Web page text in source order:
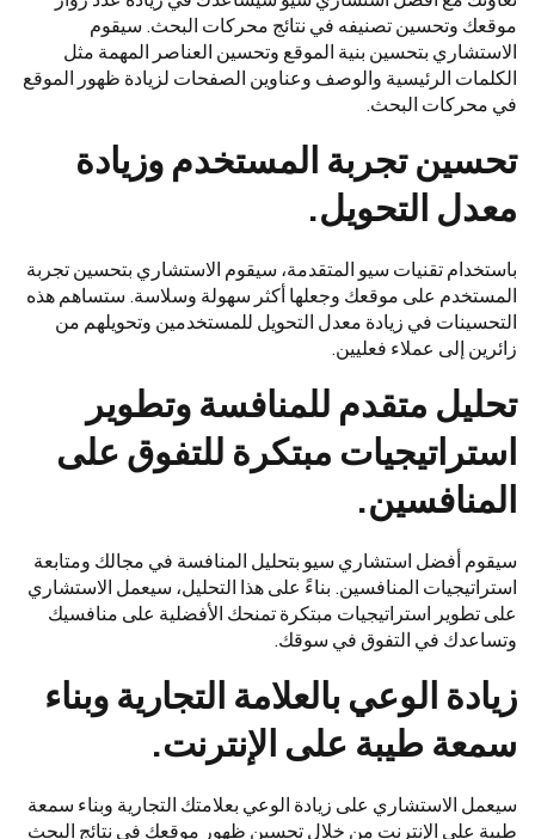
موقعك وتحسين تصنيفه في نتائج محركات البحث. سيقوم
الاستشاري بتحسين بنية الموقع وتحسين العناصر المهمة مثل
الكلمات الرئيسية والوصف وعناوين الصفحات لزيادة ظهور الموقع
في محركات البحث.
تحسين تجربة المستخدم وزيادة
معدل التحويل.
باستخدام تقنيات سيو المتقدمة، سيقوم الاستشاري بتحسين تجربة
المستخدم على موقعك وجعلها أكثر سهولة وسلاسة. ستساهم هذه
التحسينات في زيادة معدل التحويل للمستخدمين وتحويلهم من
زائرين إلى عملاء فعليين.
تحليل متقدم للمنافسة وتطوير
استراتيجيات مبتكرة للتفوق على
المنافسين.
سيقوم أفضل استشاري سيو بتحليل المنافسة في مجالك ومتابعة
استراتيجيات المنافسين. بناءً على هذا التحليل، سيعمل الاستشاري
على تطوير استراتيجيات مبتكرة تمنحك الأفضلية على منافسيك
وتساعدك في التفوق في سوقك.
زيادة الوعي بالعلامة التجارية وبناء
سمعة طيبة على الإنترنت.
سيعمل الاستشاري على زيادة الوعي بعلامتك التجارية وبناء سمعة
طيبة على الإنترنت من خلال تحسين ظهور موقعك في نتائج البحث